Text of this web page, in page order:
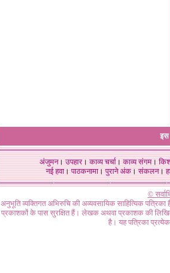
इस
अंजुमन।उपहार।काव्य चर्चा।काव्य संगम।
नई हवा। पाठकनामा। पुराने अंक। संकलन।
©
अनुभूति व्यक्तिगत अभिरुचि की अव्यवसायिक साहित्यिक
प्रकाशकों के पास सुरक्षित हैं। लेखक अथवा प्रकाशक की
है। यह पत्रिका प्रत्येक